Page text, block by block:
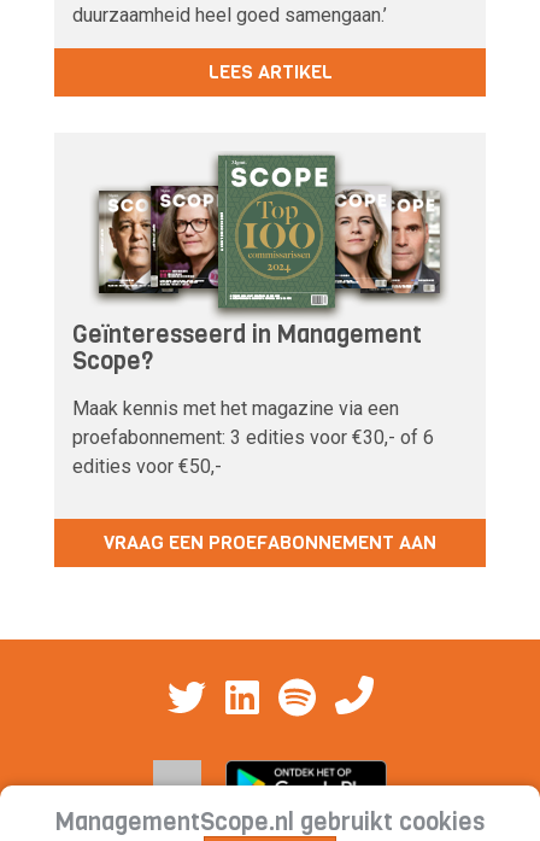
duurzaamheid heel goed samengaan.’
LEES ARTIKEL
Geïnteresseerd in Management
Scope?
Maak kennis met het magazine via een
proefabonnement: 3 edities voor €30,- of 6
edities voor €50,-
VRAAG EEN PROEFABONNEMENT AAN
ManagementScope.nl gebruikt cookies